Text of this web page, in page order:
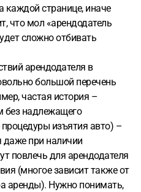
каждой странице, иначе
что мол «арендодатель
сложно отбивать
арендодателя в
большой перечень
частая история –
без надлежащего
изъятия авто) –
даже при наличии
повлечь для арендодателя
(многое зависит также от
аренды). Нужно понимать,